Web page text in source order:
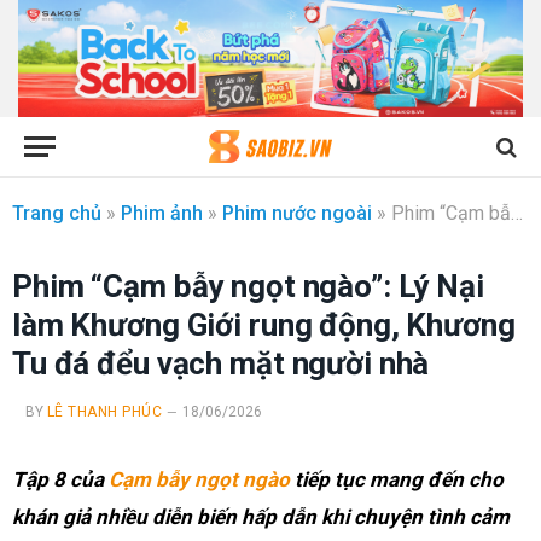
Trang chủ » Phim ảnh » Phim nước ngoài » Phim “Cạm bẫy ngọt ngào”: Lý Nại làm Khương Giới rung động, Khương Tu đá đểu vạch mặt người nhà
Phim “Cạm bẫy ngọt ngào”: Lý Nại
làm Khương Giới rung động, Khương
Tu đá đểu vạch mặt người nhà
BY LÊ THANH PHÚC 18/06/2026
Tập 8 của Cạm bẫy ngọt ngàotiếp tục mang đến cho
khán giả nhiều diễn biến hấp dẫn khi chuyện tình cảm